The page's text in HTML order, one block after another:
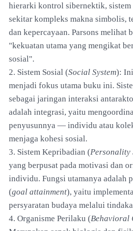
hierarki kontrol sibernektik,
sekitar kompleks makna simbolis,
dan kepercayaan. Parsons melihat
"kekuatan utama yang mengikat
sosial".
2. Sistem Sosial (Social System):
menjadi fokus utama buku ini.
sebagai jaringan interaksi
adalah integrasi, yaitu
penyusunnya — individu atau
menjaga kohesi sosial.
3. Sistem Kepribadian (Personality
yang berpusat pada motivasi dan
individu. Fungsi utamanya adalah
(goal attainment), yaitu
persyaratan budaya melalui
4. Organisme Perilaku (Behavioral